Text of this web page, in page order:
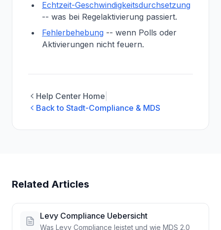
Echtzeit-Geschwindigkeitsdurchsetzung
-- was bei Regelaktivierung passiert.
Fehlerbehebung -- wenn Polls oder
Aktivierungen nicht feuern.
Help Center Home
Back to Stadt-Compliance & MDS
Related Articles
Levy Compliance Uebersicht
Was Levy Compliance leistet und wie MDS 2.0